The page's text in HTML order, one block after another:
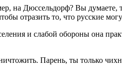
на Дюссельдорф? Вы думаете,
отразить то, что русские
и слабой обороны она
Парень, ты только